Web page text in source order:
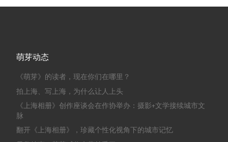
萌芽动态
《萌芽》的读者，现在你们在哪里？
拍上海、写上海，为什么让人上头
《上海相册》创作座谈会在作协举办：摄影+文学接续城市文
脉
翻开《上海相册》，珍藏个性化视角下的城市记忆